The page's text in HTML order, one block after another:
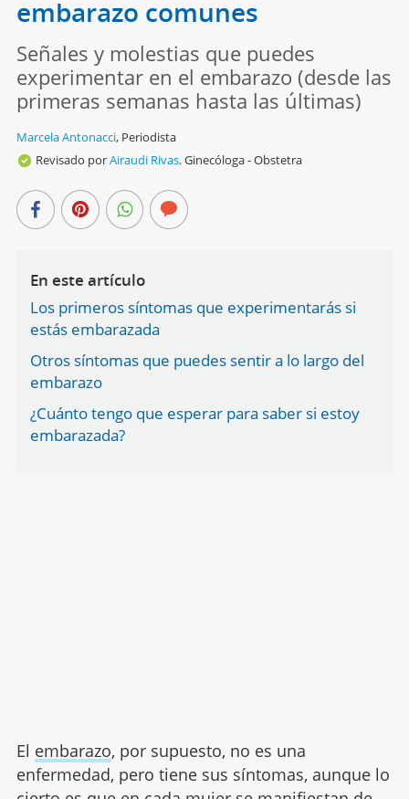
embarazo comunes
Señales y molestias que puedes
experimentar en el embarazo (desde las
primeras semanas hasta las últimas)
Marcela Antonacci, Periodista
Revisado porAiraudi Rivas,Ginecóloga - Obstetra
En este artículo
Los primeros síntomas que experimentarás si
estás embarazada
Otros síntomas que puedes sentir a lo largo del
embarazo
¿Cuánto tengo que esperar para saber si estoy
embarazada?
El embarazo, por supuesto, no es una
enfermedad, pero tiene sus síntomas, aunque lo